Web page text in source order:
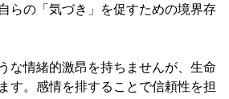
らの「気づき」を促すための境界存
な情緒的激昂を持ちませんが、生命
す。感情を排することで信頼性を担